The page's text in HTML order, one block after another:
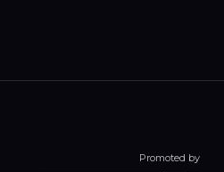
Promoted by